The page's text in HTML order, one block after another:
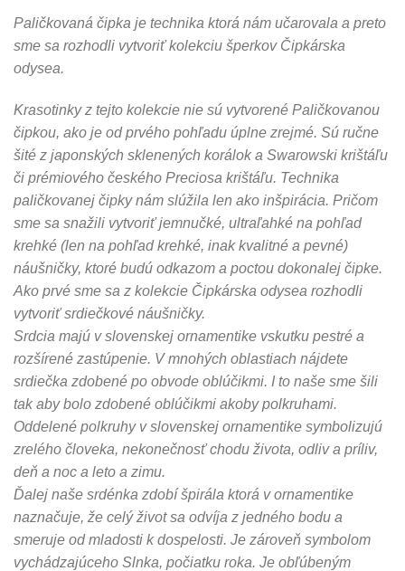
Paličkovaná čipka je technika ktorá nám učarovala a preto
sme sa rozhodli vytvoriť kolekciu šperkov Čipkárska
odysea.
Krasotinky z tejto kolekcie nie sú vytvorené Paličkovanou
čipkou, ako je od prvého pohľadu úplne zrejmé. Sú ručne
šité z japonských sklenených korálok a Swarowski krištáľu
či prémiového českého Preciosa krištáľu. Technika
paličkovanej čipky nám slúžila len ako inšpirácia. Pričom
sme sa snažili vytvoriť jemnučké, ultraľahké na pohľad
krehké (len na pohľad krehké, inak kvalitné a pevné)
náušničky, ktoré budú odkazom a poctou dokonalej čipke.
Ako prvé sme sa z kolekcie Čipkárska odysea rozhodli
vytvoriť srdiečkové náušničky.
Srdcia majú v slovenskej ornamentike vskutku pestré a
rozšírené zastúpenie. V mnohých oblastiach nájdete
srdiečka zdobené po obvode oblúčikmi. I to naše sme šili
tak aby bolo zdobené oblúčikmi akoby polkruhami.
Oddelené polkruhy v slovenskej ornamentike symbolizujú
zrelého človeka, nekonečnosť chodu života, odliv a príliv,
deň a noc a leto a zimu.
Ďalej naše srdénka zdobí špirála ktorá v ornamentike
naznačuje, že celý život sa odvíja z jedného bodu a
smeruje od mladosti k dospelosti. Je zároveň symbolom
vychádzajúceho Slnka, počiatku roka. Je obľúbeným